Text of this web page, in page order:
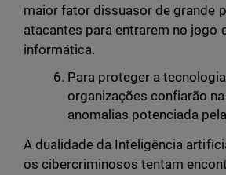
maior fator dissuasor de grande
atacantes para entrarem no jogo
informática.
Para proteger a
organizações confiarão
anomalias potenciada
A dualidade da Inteligência
os cibercriminosos tentam